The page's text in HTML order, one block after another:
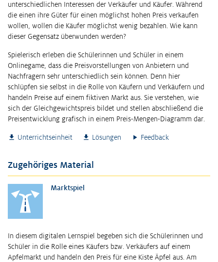
unterschiedlichen Interessen der Verkäufer und Käufer. Während
die einen ihre Güter für einen möglichst hohen Preis verkaufen
wollen, wollen die Käufer möglichst wenig bezahlen. Wie kann
dieser Gegensatz überwunden werden?
Spielerisch erleben die Schülerinnen und Schüler in einem
Onlinegame, dass die Preisvorstellungen von Anbietern und
Nachfragern sehr unterschiedlich sein können. Denn hier
schlüpfen sie selbst in die Rolle von Käufern und Verkäufern und
handeln Preise auf einem fiktiven Markt aus. Sie verstehen, wie
sich der Gleichgewichtspreis bildet und stellen abschließend die
Preisentwicklung grafisch in einem Preis-Mengen-Diagramm dar.
Unterrichtseinheit Lösungen Feedback
Zugehöriges Material
Marktspiel
In diesem digitalen Lernspiel begeben sich die Schülerinnen und
Schüler in die Rolle eines Käufers bzw. Verkäufers auf einem
Apfelmarkt und handeln den Preis für eine Kiste Äpfel aus. Am